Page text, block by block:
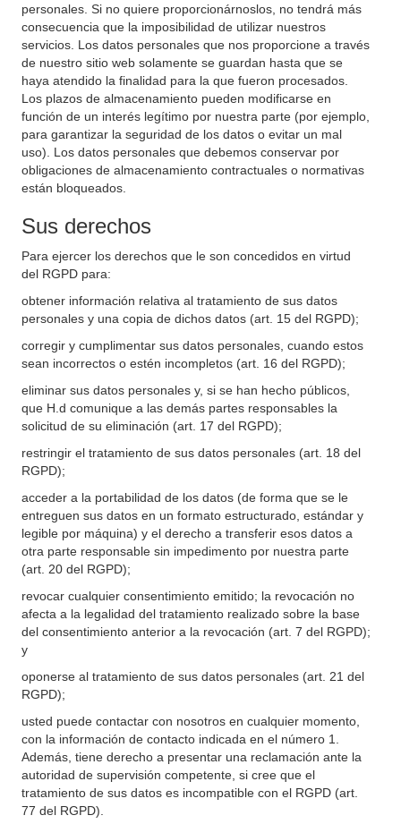
personales. Si no quiere proporcionárnoslos, no tendrá más
consecuencia que la imposibilidad de utilizar nuestros
servicios. Los datos personales que nos proporcione a través
de nuestro sitio web solamente se guardan hasta que se
haya atendido la finalidad para la que fueron procesados.
Los plazos de almacenamiento pueden modificarse en
función de un interés legítimo por nuestra parte (por ejemplo,
para garantizar la seguridad de los datos o evitar un mal
uso). Los datos personales que debemos conservar por
obligaciones de almacenamiento contractuales o normativas
están bloqueados.
Sus derechos
Para ejercer los derechos que le son concedidos en virtud
del RGPD para:
obtener información relativa al tratamiento de sus datos
personales y una copia de dichos datos (art. 15 del RGPD);
corregir y cumplimentar sus datos personales, cuando estos
sean incorrectos o estén incompletos (art. 16 del RGPD);
eliminar sus datos personales y, si se han hecho públicos,
que H.d comunique a las demás partes responsables la
solicitud de su eliminación (art. 17 del RGPD);
restringir el tratamiento de sus datos personales (art. 18 del
RGPD);
acceder a la portabilidad de los datos (de forma que se le
entreguen sus datos en un formato estructurado, estándar y
legible por máquina) y el derecho a transferir esos datos a
otra parte responsable sin impedimento por nuestra parte
(art. 20 del RGPD);
revocar cualquier consentimiento emitido; la revocación no
afecta a la legalidad del tratamiento realizado sobre la base
del consentimiento anterior a la revocación (art. 7 del RGPD);
y
oponerse al tratamiento de sus datos personales (art. 21 del
RGPD);
usted puede contactar con nosotros en cualquier momento,
con la información de contacto indicada en el número 1.
Además, tiene derecho a presentar una reclamación ante la
autoridad de supervisión competente, si cree que el
tratamiento de sus datos es incompatible con el RGPD (art.
77 del RGPD).